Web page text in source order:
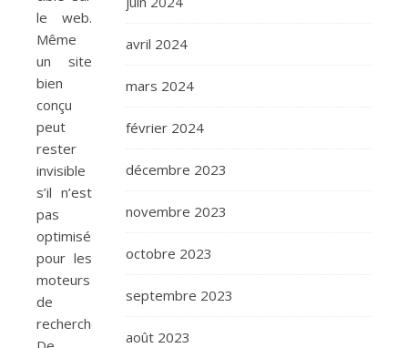
le web.
Même
un site
bien
conçu
peut
rester
invisible
s’il n’est
pas
optimisé
pour les
moteurs
de
recherche.
avril 2024
mars 2024
février 2024
décembre 2023
novembre 2023
octobre 2023
septembre 2023
août 2023